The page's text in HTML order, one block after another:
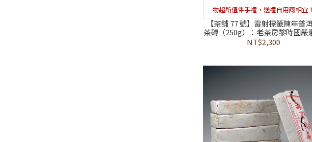
物超所值伴手禮，送禮自用兩相宜！
【茶舖 77 號】雷射標籤陳年普
茶磚（250g）：老茶房黎時國嚴
雷射標籤誠信守護、374 項農藥檢
零檢出、跨越時空補充活力、找回
NT$2,300